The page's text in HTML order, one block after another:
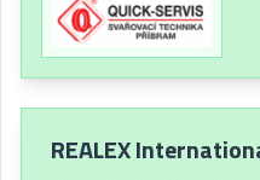
REALEX